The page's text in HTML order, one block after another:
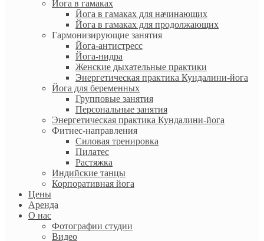
Йога в гамаках
Йога в гамаках для начинающих
Йога в гамаках для продолжающих
Гармонизирующие занятия
Йога-антистресс
Йога-нидра
Женские дыхательные практики
Энергетическая практика Кундалини-йога
Йога для беременных
Групповые занятия
Персональные занятия
Энергетическая практика Кундалини-йога
Фитнес-направления
Силовая тренировка
Пилатес
Растяжка
Индийские танцы
Корпоративная йога
Цены
Аренда
О нас
Фотографии студии
Видео